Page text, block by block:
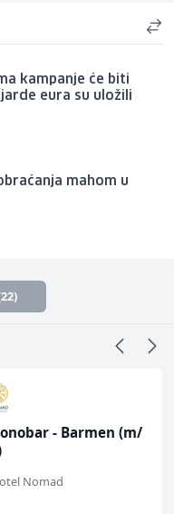
kampanje će biti
eura su uložili
mahom u
- Barmen (m/
Nomad